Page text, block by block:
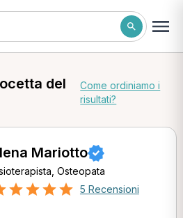
del
Come ordiniamo i
risultati?
Mariotto
Osteopata
5 Recensioni